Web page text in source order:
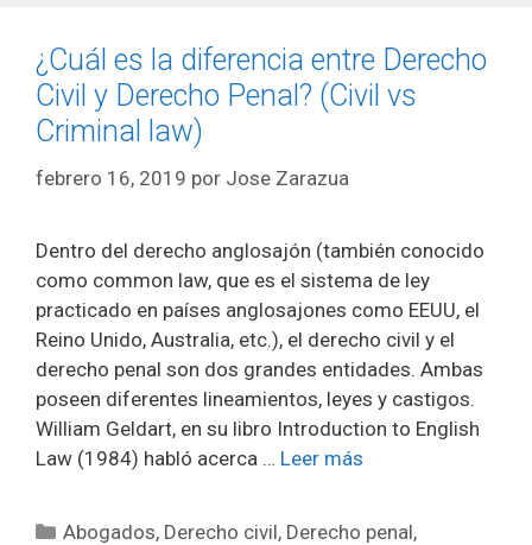
¿Cuál es la diferencia entre Derecho
Civil y Derecho Penal? (Civil vs
Criminal law)
febrero 16, 2019 por Jose Zarazua
Dentro del derecho anglosajón (también conocido
como common law, que es el sistema de ley
practicado en países anglosajones como EEUU, el
Reino Unido, Australia, etc.), el derecho civil y el
derecho penal son dos grandes entidades. Ambas
poseen diferentes lineamientos, leyes y castigos.
William Geldart, en su libro Introduction to English
Law (1984) habló acerca … Leer más
Categorías
Abogados, Derecho civil, Derecho penal,